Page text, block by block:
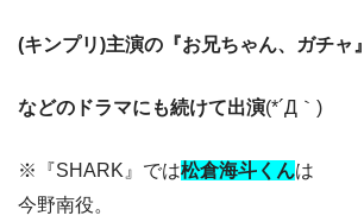
(キンプリ)主演の『お兄ちゃん、ガチャ』
などのドラマにも続けて出演(*´Д｀)
※『SHARK』では松倉海斗 くんは
今野南役。